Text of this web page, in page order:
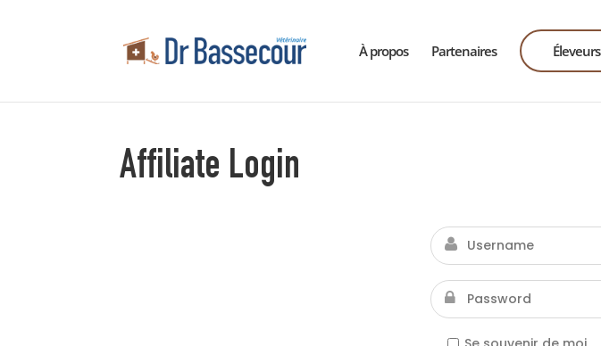
À propos Partenaires Éleveurs
Affiliate Login